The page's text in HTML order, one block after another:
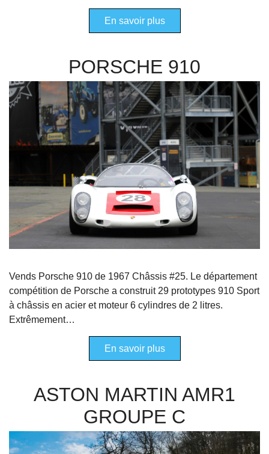
En savoir plus
PORSCHE 910
Vends Porsche 910 de 1967 Châssis #25. Le département
compétition de Porsche a construit 29 prototypes 910 Sport
à châssis en acier et moteur 6 cylindres de 2 litres.
Extrêmement…
En savoir plus
ASTON MARTIN AMR1
GROUPE C